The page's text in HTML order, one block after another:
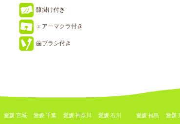
膝掛け付き
エアーマクラ付き
歯ブラシ付き
愛媛 宮城 愛媛 千葉 愛媛 神奈川 愛媛 石川 愛媛 福島 愛媛